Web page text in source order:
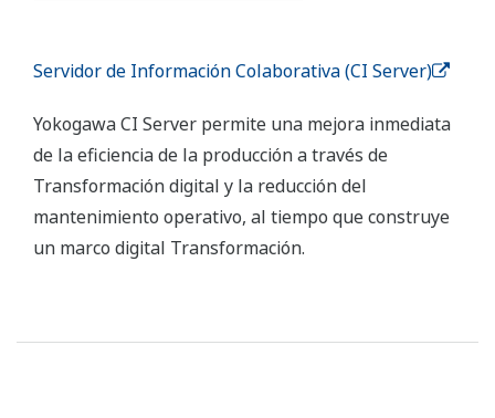
Servidor de Información Colaborativa (CI Server)
Yokogawa CI Server permite una mejora inmediata
de la eficiencia de la producción a través de
Transformación digital y la reducción del
mantenimiento operativo, al tiempo que construye
un marco digital Transformación.